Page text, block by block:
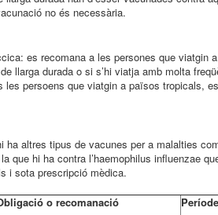
no és necessària.
es recomana a les persones que viatgin
llarga durada o si s’hi viatja amb molta
les persoens que viatgin a països tropicals,
ha altres tipus de vacunes per a malalties
que hi ha contra l’haemophilus influenzae
i sota prescripció mèdica.
o recomanació